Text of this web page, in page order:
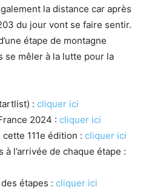
la distance car après
du jour vont se faire sentir.
étape de montagne
se mêler à la lutte pour la
: cliquer ici
2024 : cliquer ici
111e édition : cliquer ici
l’arrivée de chaque étape :
étapes : cliquer ici